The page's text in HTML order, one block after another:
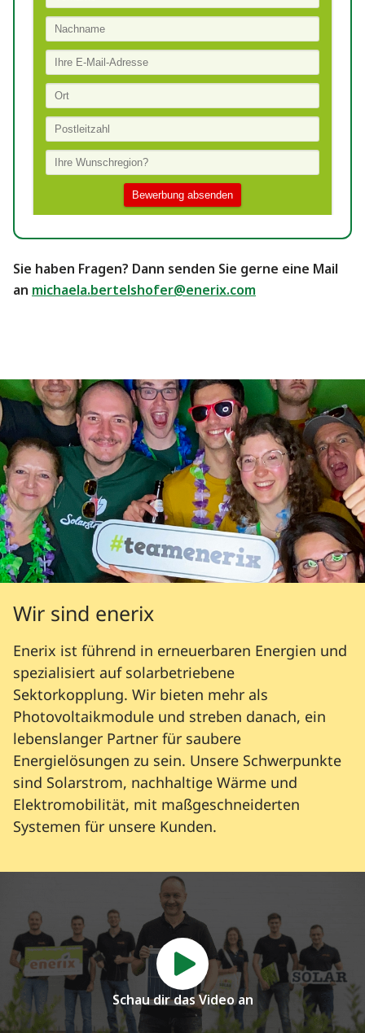
Sie haben Fragen? Dann senden Sie gerne eine Mail
an michaela.bertelshofer@enerix.com
Wir sind enerix
Enerix ist führend in erneuerbaren Energien und
spezialisiert auf solarbetriebene
Sektorkopplung. Wir bieten mehr als
Photovoltaikmodule und streben danach, ein
lebenslanger Partner für saubere
Energielösungen zu sein. Unsere Schwerpunkte
sind Solarstrom, nachhaltige Wärme und
Elektromobilität, mit maßgeschneiderten
Systemen für unsere Kunden.
Schau dir das Video an